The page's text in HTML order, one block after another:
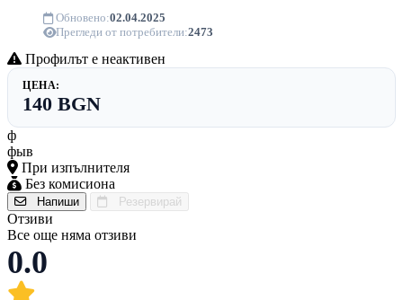
Обновено:02.04.2025
Прегледи от потребители:2473
Профилът е неактивен
ЦЕНА:
140 BGN
ф
фыв
При изпълнителя
Без комисиона
Напиши Резервирай
Отзиви
Все още няма отзиви
0.0